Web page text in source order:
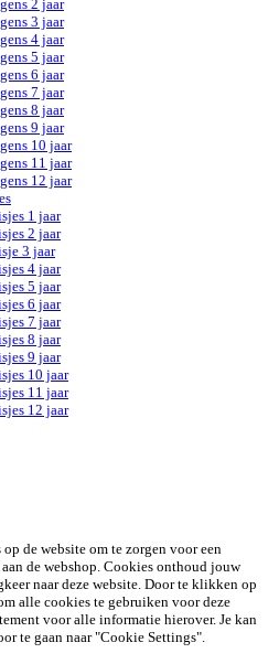
2 jaar
3 jaar
4 jaar
5 jaar
6 jaar
7 jaar
8 jaar
9 jaar
10 jaar
11 jaar
12 jaar
1 jaar
2 jaar
3 jaar
4 jaar
5 jaar
6 jaar
7 jaar
8 jaar
9 jaar
10 jaar
11 jaar
12 jaar
de website om te zorgen voor een
de webshop. Cookies onthoud jouw
naar deze website. Door te klikken op
alle cookies te gebruiken voor deze
voor alle informatie hierover. Je kan
te gaan naar "Cookie Settings".